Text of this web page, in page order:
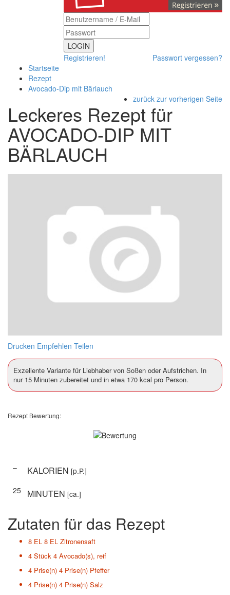
LOGIN
Registrieren!
Passwort vergessen?
Startseite
Rezept
Avocado-Dip mit Bärlauch
zurück zur vorherigen Seite
Leckeres Rezept für
AVOCADO-DIP MIT
BÄRLAUCH
Drucken Empfehlen Teilen
Exzellente Variante für Liebhaber von Soßen oder Aufstrichen. In
nur 15 Minuten zubereitet und in etwa 170 kcal pro Person.
Rezept Bewertung:
– KALORIEN [p.P.]
25
MINUTEN [ca.]
Zutaten für das Rezept
8 EL 8 EL Zitronensaft
4 Stück 4 Avocado(s), reif
4 Prise(n) 4 Prise(n) Pfeffer
4 Prise(n) 4 Prise(n) Salz